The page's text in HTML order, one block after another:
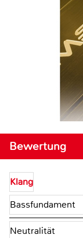
Bewertung
Klang
Bassfundament
Neutralität